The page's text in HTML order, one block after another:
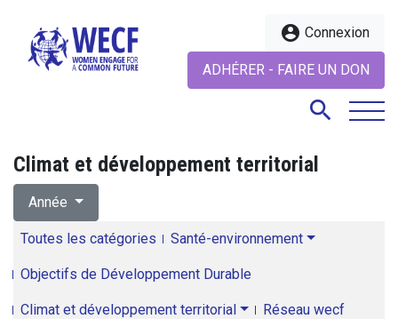
account_circle Connexion
ADHÉRER - FAIRE UN DON
search
Climat et développement territorial
Année
Toutes les catégories Santé-environnement
Objectifs de Développement Durable
Climat et développement territorial Réseau wecf